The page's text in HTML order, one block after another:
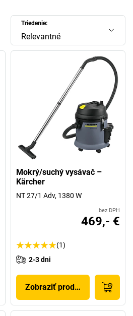
Triedenie:
Relevantné
Mokrý/suchý vysávač –
Kärcher
NT 27/1 Adv, 1380 W
bez DPH
469,- €
(1)
2-3 dni
Zobraziť produkt